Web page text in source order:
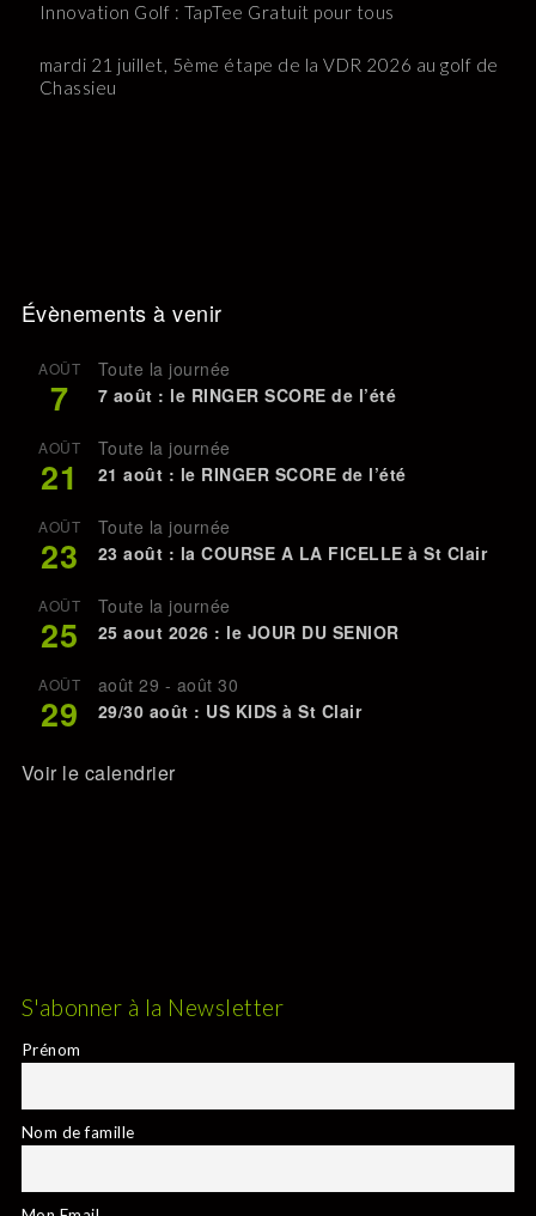
Innovation Golf : TapTee Gratuit pour tous
mardi 21 juillet, 5ème étape de la VDR 2026 au golf de
Chassieu
Évènements à venir
AOÛT
7
Toute la journée
7 août : le RINGER SCORE de l’été
AOÛT
21
Toute la journée
21 août : le RINGER SCORE de l’été
AOÛT
23
Toute la journée
23 août : la COURSE A LA FICELLE à St Clair
AOÛT
25
Toute la journée
25 aout 2026 : le JOUR DU SENIOR
AOÛT
29
août 29 - août 30
29/30 août : US KIDS à St Clair
Voir le calendrier
S'abonner à la Newsletter
Prénom
Nom de famille